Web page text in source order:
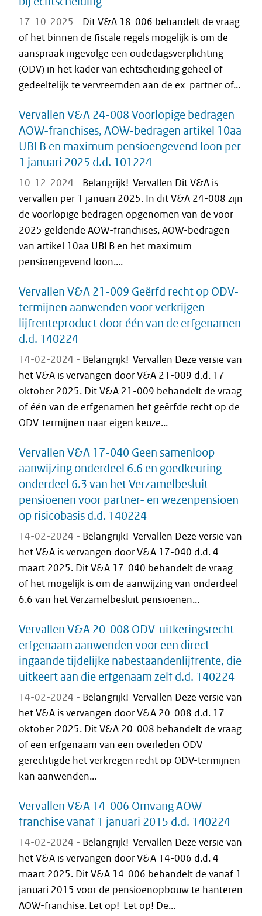
17-10-2025 - Dit V&A 18-006 behandelt de vraag
of het binnen de fiscale regels mogelijk is om de
aanspraak ingevolge een oudedagsverplichting
(ODV) in het kader van echtscheiding geheel of
gedeeltelijk te vervreemden aan de ex-partner of...
Vervallen V&A 24-008 Voorlopige bedragen
AOW-franchises, AOW-bedragen artikel 10aa
UBLB en maximum pensioengevend loon per
1 januari 2025 d.d. 101224
10-12-2024 - Belangrijk! Vervallen Dit V&A is
vervallen per 1 januari 2025. In dit V&A 24-008 zijn
de voorlopige bedragen opgenomen van de voor
2025 geldende AOW-franchises, AOW-bedragen
van artikel 10aa UBLB en het maximum
pensioengevend loon....
Vervallen V&A 21-009 Geërfd recht op ODV-
termijnen aanwenden voor verkrijgen
lijfrenteproduct door één van de erfgenamen
d.d. 140224
14-02-2024 - Belangrijk! Vervallen Deze versie van
het V&A is vervangen door V&A 21-009 d.d. 17
oktober 2025. Dit V&A 21-009 behandelt de vraag
of één van de erfgenamen het geërfde recht op de
ODV-termijnen naar eigen keuze...
Vervallen V&A 17-040 Geen samenloop
aanwijzing onderdeel 6.6 en goedkeuring
onderdeel 6.3 van het Verzamelbesluit
pensioenen voor partner- en wezenpensioen
op risicobasis d.d. 140224
14-02-2024 - Belangrijk! Vervallen Deze versie van
het V&A is vervangen door V&A 17-040 d.d. 4
maart 2025. Dit V&A 17-040 behandelt de vraag
of het mogelijk is om de aanwijzing van onderdeel
6.6 van het Verzamelbesluit pensioenen...
Vervallen V&A 20-008 ODV-uitkeringsrecht
erfgenaam aanwenden voor een direct
ingaande tijdelijke nabestaandenlijfrente, die
uitkeert aan die erfgenaam zelf d.d. 140224
14-02-2024 - Belangrijk! Vervallen Deze versie van
het V&A is vervangen door V&A 20-008 d.d. 17
oktober 2025. Dit V&A 20-008 behandelt de vraag
of een erfgenaam van een overleden ODV-
gerechtigde het verkregen recht op ODV-termijnen
kan aanwenden...
Vervallen V&A 14-006 Omvang AOW-
franchise vanaf 1 januari 2015 d.d. 140224
14-02-2024 - Belangrijk! Vervallen Deze versie van
het V&A is vervangen door V&A 14-006 d.d. 4
maart 2025. Dit V&A 14-006 behandelt de vanaf 1
januari 2015 voor de pensioenopbouw te hanteren
AOW-franchise. Let op! Let op! De...